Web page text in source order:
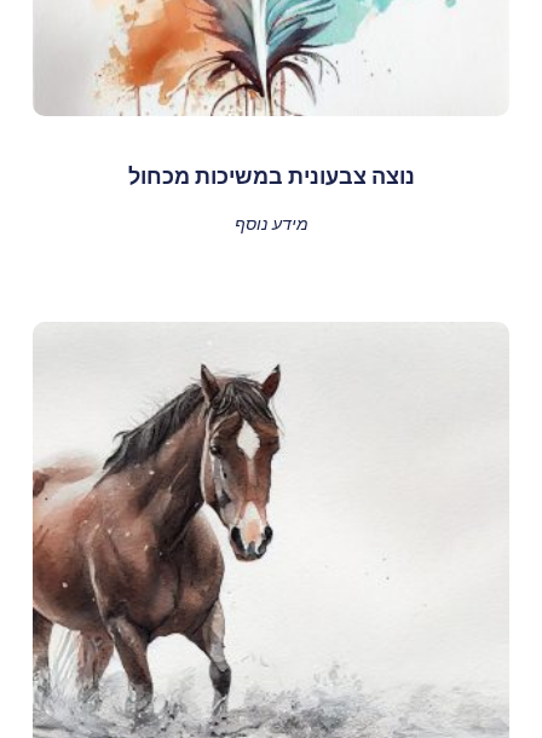
נוצה צבעונית במשיכות מכחול
מידע נוסף